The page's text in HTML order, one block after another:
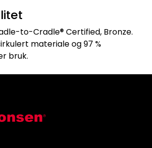
to-Cradle® Certified, Bronze.
materiale og 97 %
bruk.